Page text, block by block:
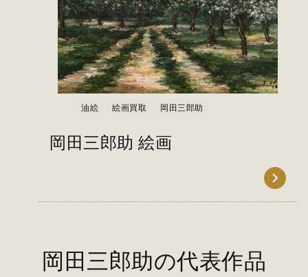
油絵 絵画買取 岡田三郎助
岡田三郎助 絵画
岡田三郎助の代表作品